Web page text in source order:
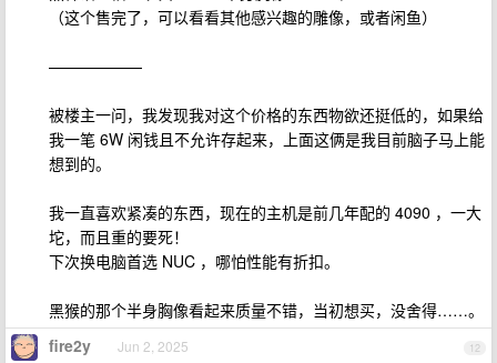
（这个售完了，可以看看其他感兴趣的雕像，或者闲鱼）
——————
被楼主一问，我发现我对这个价格的东西物欲还挺低的，如果给
我一笔 6W 闲钱且不允许存起来，上面这俩是我目前脑子马上能
想到的。
我一直喜欢紧凑的东西，现在的主机是前几年配的 4090 ，一大
坨，而且重的要死！
下次换电脑首选 NUC ，哪怕性能有折扣。
黑猴的那个半身胸像看起来质量不错，当初想买，没舍得……。
12
fire2y Jun 2, 2025